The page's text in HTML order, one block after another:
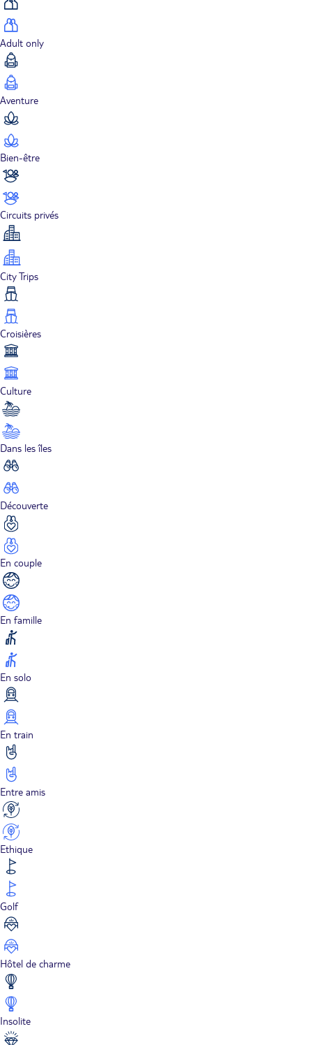
Adult only
Aventure
Bien-être
Circuits privés
City Trips
Croisières
Culture
Dans les îles
Découverte
En couple
En famille
En solo
En train
Entre amis
Ethique
Golf
Hôtel de charme
Insolite